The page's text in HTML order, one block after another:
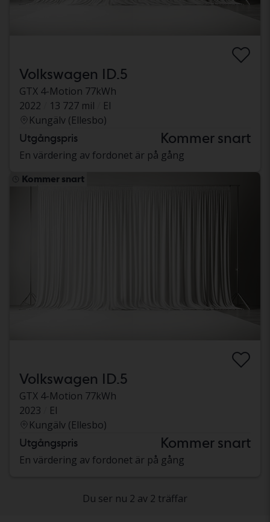
Volkswagen ID.5
GTX 4-Motion 77kWh
2022
13 727 mil
El
Kungälv (Ellesbo)
Utgångspris Kommer snart
En värdering av fordonet är på gång
Kommer snart
Volkswagen ID.5
GTX 4-Motion 77kWh
2023
El
Kungälv (Ellesbo)
Utgångspris Kommer snart
En värdering av fordonet är på gång
Du ser nu 2 av 2 träffar